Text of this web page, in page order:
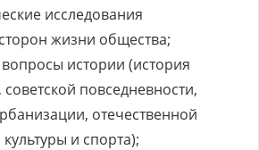
исследования
жизни общества;
истории (история
советской повседневности,
отечественной
и спорта);